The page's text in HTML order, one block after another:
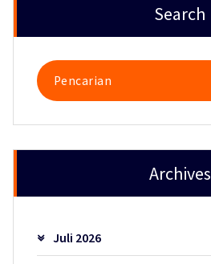
Search
Pencarian
untuk:
Archives
Juli 2026